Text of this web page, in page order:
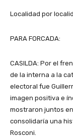
Localidad por
PARA FORCADA:
CASILDA: Por el
de la interna a la
electoral fue
imagen positiva e
mostraron juntos
consolidaría una
Rosconi.